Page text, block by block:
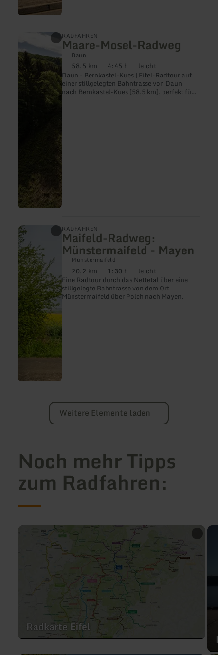
RADFAHREN
Maare-Mosel-Radweg
Daun
Distanz:
58,5 km Dauer:
4:45 h Anforderung:
leicht
Daun - Bernkastel-Kues | Eifel-Radtour auf
einer stillgelegten Bahntrasse von Daun
nach Bernkastel-Kues (58,5 km), perfekt für
erfahren
zu:
Maare-
Mosel-
Radweg
RADFAHREN
Maifeld-Radweg:
Münstermaifeld - Mayen
Münstermaifeld
Distanz:
20,2 km Dauer:
1:30 h Anforderung:
leicht
Eine Radtour durch das Nettetal über eine
stillgelegte Bahntrasse von dem Ort
Münstermaifeld über Polch nach Mayen.
mehr
erfahren
zu:
Maifeld-
Radweg:
Münstermaifeld
-
Mayen
Weitere Elemente laden
Noch mehr Tipps
zum Radfahren:
Radkarte Eifel
mehr